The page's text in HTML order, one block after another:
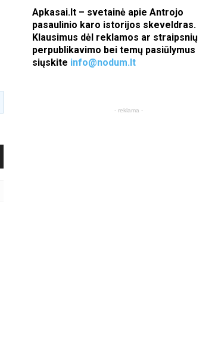
Apkasai.lt – svetainė apie Antrojo
pasaulinio karo istorijos skeveldras.
Klausimus dėl reklamos ar straipsnių
perpublikavimo bei temų pasiūlymus
siųskite info@nodum.lt
- reklama -